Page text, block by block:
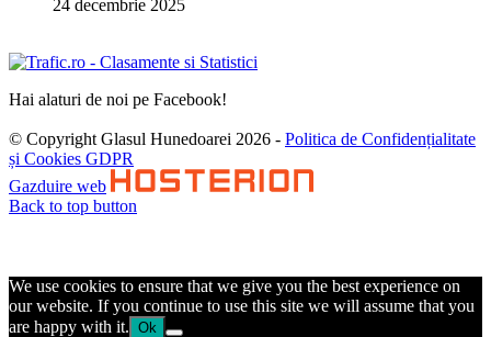
24 decembrie 2025
Hai alaturi de noi pe Facebook!
© Copyright Glasul Hunedoarei 2026 - Politica de Confidențialitate
și Cookies GDPR
Gazduire web
Back to top button
We use cookies to ensure that we give you the best experience on
our website. If you continue to use this site we will assume that you
are happy with it. Ok